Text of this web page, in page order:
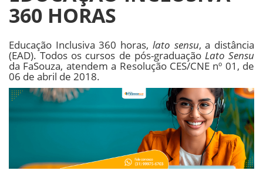
360 HORAS
Educação Inclusiva 360 horas, lato sensu, a distância
(EAD). Todos os cursos de pós-graduação Lato Sensu
da FaSouza, atendem a Resolução CES/CNE nº 01, de
06 de abril de 2018.